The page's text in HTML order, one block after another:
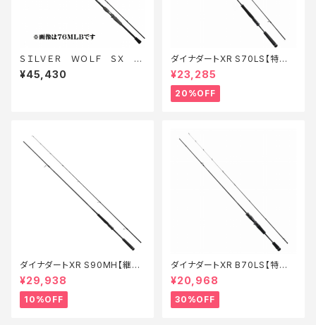
ＳＩＬＶＥＲ ＷＯＬＦ ＳＸ 71
ＬＭＬＢ−Ｓ
¥45,430
ダイナダートXR S70LS【特価
ロッド】【20】
¥23,285
20%OFF
ダイナダートXR S90MH【継続
セール_ロッド】【10】
¥29,938
10%OFF
ダイナダートXR B70LS【特価
ロッド】【30】
¥20,968
30%OFF